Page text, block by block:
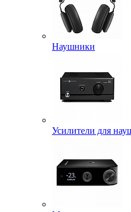
Наушники
Усилители для